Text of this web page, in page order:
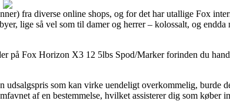
fra diverse online shops, og for det har utallige Fox
lige så vel som til damer og herrer – kolossalt, og endda
på Fox Horizon X3 12 5lbs Spod/Marker forinden du
som kan virke uendeligt overkommelig, burde
af en bestemmelse, hvilket assisterer dig som køber